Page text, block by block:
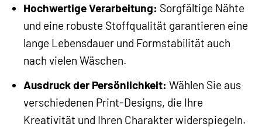
Hochwertige Verarbeitung: Sorgfältige Nähte
und eine robuste Stoffqualität garantieren eine
lange Lebensdauer und Formstabilität auch
nach vielen Wäschen.
Ausdruck der Persönlichkeit: Wählen Sie aus
verschiedenen Print-Designs, die Ihre
Kreativität und Ihren Charakter widerspiegeln.